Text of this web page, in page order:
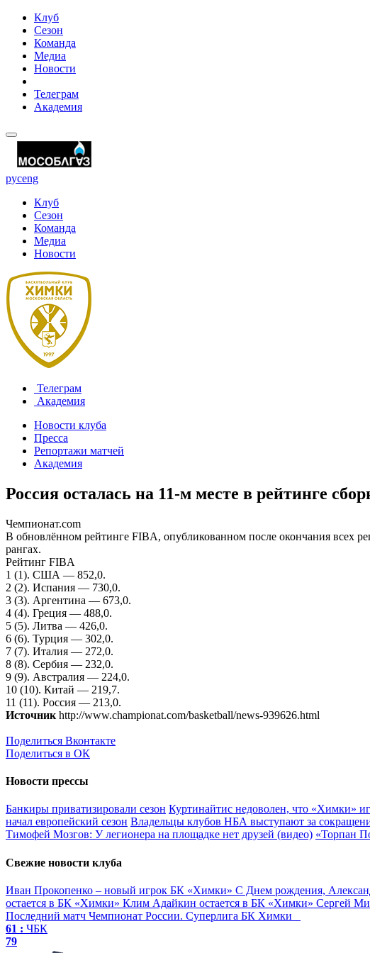
Клуб
Сезон
Команда
Медиа
Новости
Телеграм
Академия
русeng
Клуб
Сезон
Команда
Медиа
Новости
Телеграм
Академия
Новости клуба
Пресса
Репортажи матчей
Академия
Россия осталась на 11-м месте в рейтинге
Чемпионат.com
В обновлённом рейтинге FIBA, опубликованном после окончания всех
рангах.
Рейтинг FIBA
1 (1). США — 852,0.
2 (2). Испания — 730,0.
3 (3). Аргентина — 673,0.
4 (4). Греция — 488,0.
5 (5). Литва — 426,0.
6 (6). Турция — 302,0.
7 (7). Италия — 272,0.
8 (8). Сербия — 232,0.
9 (9). Австралия — 224,0.
10 (10). Китай — 219,7.
11 (11). Россия — 213,0.
Источник http://www.championat.com/basketball/news-939626.html
Поделиться Вконтакте
Поделиться в ОК
Новости прессы
Банкиры приватизировали сезон Куртинайтис недоволен, что «Химки»
начал европейский сезон Владельцы клубов НБА выступают за
Тимофей Мозгов: У легионера на площадке нет друзей (видео) «Торпан
Свежие новости клуба
Иван Прокопенко – новый игрок БК «Химки» С Днем рождения,
остается в БК «Химки» Клим Адайкин остается в БК «Химки» Сергей
Последний матч Чемпионат России. Суперлига БК Химки
61 : ЧБК
79